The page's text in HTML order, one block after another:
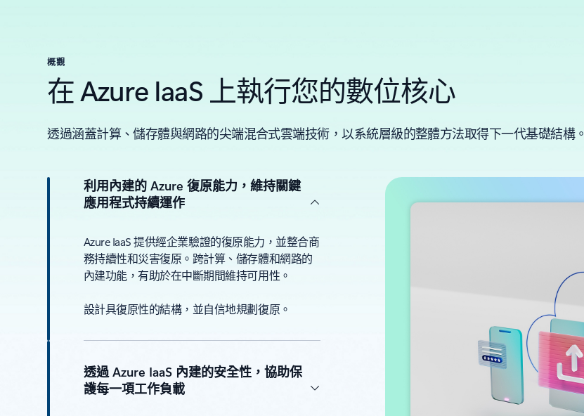
概觀
在 Azure IaaS 上執行您的數位核心
透過涵蓋計算、儲存體與網路的尖端混合式雲端技術，以系統層級的整體方法取得下一代基礎結構。
利用內建的 Azure 復原能力，維持關鍵
應用程式持續運作
Azure IaaS 提供經企業驗證的復原能力，並整合商
務持續性和災害復原。跨計算、儲存體和網路的
內建功能，有助於在中斷期間維持可用性。
設計具復原性的結構，並自信地規劃復原。
透過 Azure IaaS 內建的安全性，協助保
護每一項工作負載